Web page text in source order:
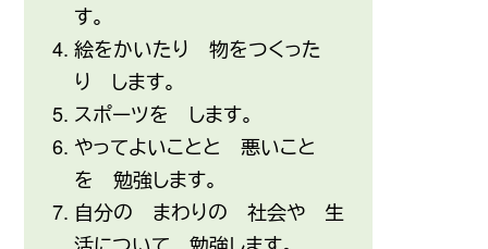
す。
絵をかいたり物をつくった
り します。
スポーツを します。
やってよいことと悪いこと
を勉強します。
自分の まわりの社会や 生